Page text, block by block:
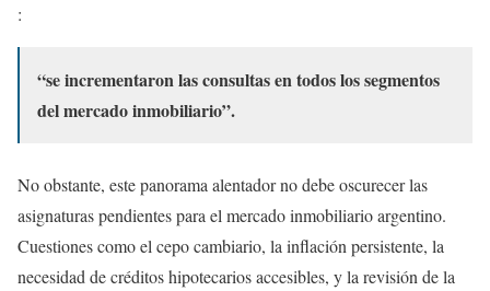
:
“se incrementaron las consultas en todos los segmentos
del mercado inmobiliario”.
No obstante, este panorama alentador no debe oscurecer las
asignaturas pendientes para el mercado inmobiliario argentino.
Cuestiones como el cepo cambiario, la inflación persistente, la
necesidad de créditos hipotecarios accesibles, y la revisión de la